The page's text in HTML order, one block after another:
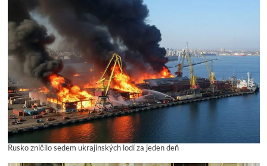
Rusko zničilo sedem ukrajinských lodí za jeden deň